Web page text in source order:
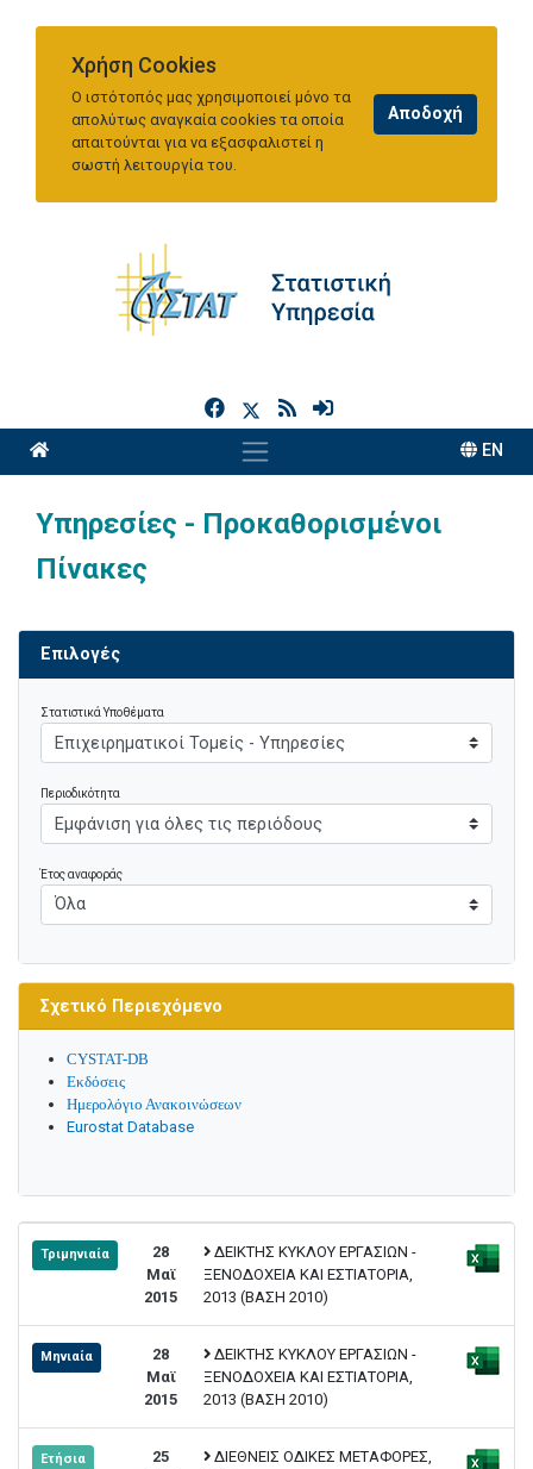
Χρήση Cookies
Ο ιστότοπός μας χρησιμοποιεί μόνο τα
απολύτως αναγκαία cookies τα οποία
απαιτούνται για να εξασφαλιστεί η
σωστή λειτουργία του.
h
EN
Υπηρεσίες - Προκαθορισμένοι
Πίνακες
Επιλογές
Στατιστικά Υποθέματα
Περιοδικότητα
Έτος αναφοράς
Σχετικό Περιεχόμενο
CYSTAT-DB
Εκδόσεις
Ημερολόγιο Ανακοινώσεων
Eurostat Database
Τριμηνιαία
28
Μαϊ
2015
ΔΕΙΚΤΗΣ ΚΥΚΛΟΥ ΕΡΓΑΣΙΩΝ -
ΞΕΝΟΔΟΧΕΙΑ ΚΑΙ ΕΣΤΙΑΤΟΡΙΑ,
2013 (ΒΑΣΗ 2010)
Μηνιαία
28
Μαϊ
2015
ΔΕΙΚΤΗΣ ΚΥΚΛΟΥ ΕΡΓΑΣΙΩΝ -
ΞΕΝΟΔΟΧΕΙΑ ΚΑΙ ΕΣΤΙΑΤΟΡΙΑ,
2013 (ΒΑΣΗ 2010)
Ετήσια
25
ΔΙΕΘΝΕΙΣ ΟΔΙΚΕΣ ΜΕΤΑΦΟΡΕΣ,